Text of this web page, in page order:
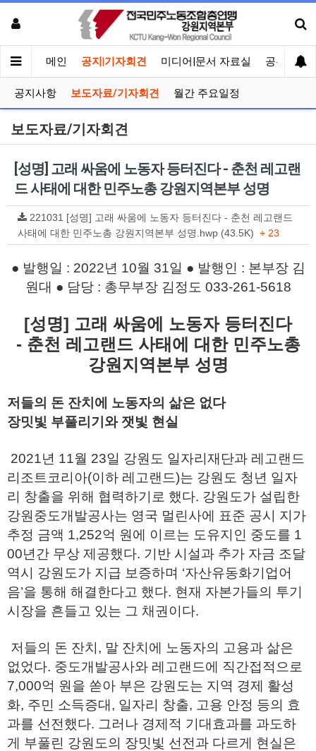
메인 공지|기자회견 미디어|문서 자료실 공유게시
공지사항 보도자료/기자회견 월간 주요일정
보도자료/기자회견
[성명] 고래 싸움에 노동자 등터진다 - 춘천 레고랜
드 사태에 대한 민주노총 강원지역본부 성명
221031 [성명] 고래 싸움에 노동자 등터진다 - 춘천 레고랜드
사태에 대한 민주노총 강원지역본부 성명.hwp (43.5K) + 23
● 발행일 : 2022년 10월 31일 ● 발행인 : 본부장 김
원대 ● 담당 : 총무부장 김정도 033-261-5618
[성명] 고래 싸움에 노동자 등터진다
- 춘천 레고랜드 사태에 대한 민주노총
강원지역본부 성명
저들의 돈 잔치에 노동자의 삶은 없다
장밋빛 부풀리기와 잿빛 현실
2021년 11월 23일 강원도 일자리재단과 레고랜드
리조트코리아(이하 레고랜드)는 강원도 청년 일자
리 창출을 위해 협력하기로 했다. 강원도가 설립한
강원중도개발공사는 영국 멀린사에 표준 공시 지가
추정 금액 1,252억 원에 이르는 도유지인 중도를 1
00년간 무상 제공했다. 기반 시설과 추가 자금 조달
역시 강원도가 지급 보증하며 ‘자산유동화기업어
음’을 통해 해결한다고 했다. 현재 자본가들의 투기
시장을 흔들고 있는 그 채권이다.
저들의 돈 잔치, 말 잔치에 노동자의 고용과 삶은
없었다. 중도개발공사와 레고랜드에 직간접적으로
7,000억 원을 쏟아 부은 강원도는 지역 경제 활성
화, 주민 소득증대, 일자리 창출, 고용 안정 등의 효
과를 선전했다. 그러나 경제적 기대효과를 과도하
게 부풀린 강원도의 장밋빛 선전과 다르게 현실은